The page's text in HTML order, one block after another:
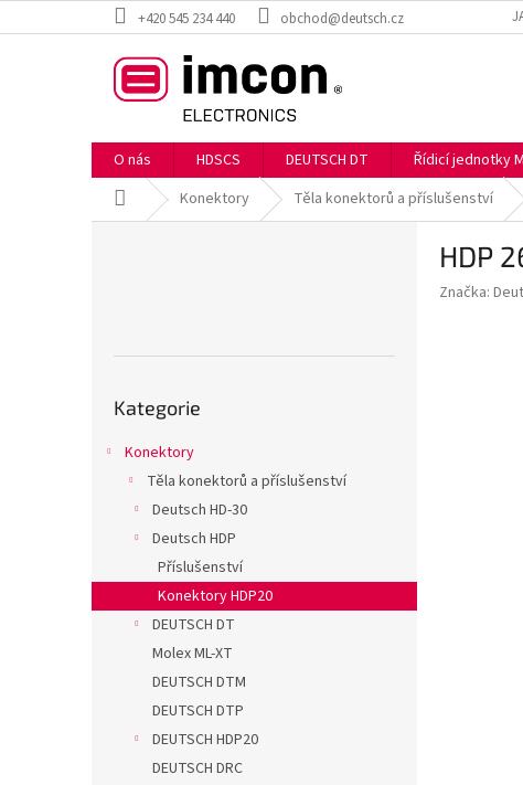
na
+420 545 234 440 obchod@deutsch.cz
O nás HDSCS DEUTSCH DT Řídicí jednotky
Domů Konektory Těla konektorů a příslušenství
kategorie
Kategorie
Konektory
Těla konektorů a příslušenství
Deutsch HD-30
Deutsch HDP
Příslušenství
Konektory HDP20
DEUTSCH DT
Molex ML-XT
DEUTSCH DTM
DEUTSCH DTP
DEUTSCH HDP20
DEUTSCH DRC
HDP
Značka: